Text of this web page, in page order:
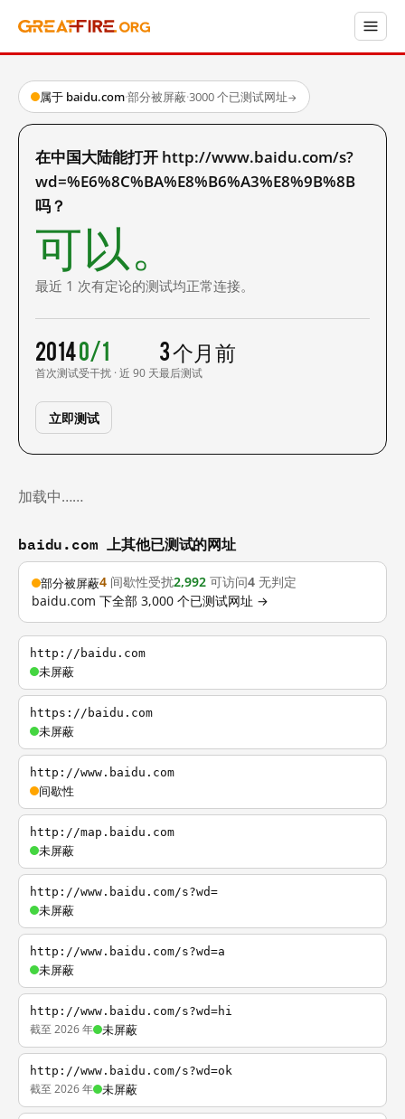
属于 baidu.com·部分被屏蔽·3000 个已测试网址→
在中国大陆能打开 http://www.baidu.com/s?
wd=%E6%8C%BA%E8%B6%A3%E8%9B%8B
吗？
可以。
最近 1 次有定论的测试均正常连接。
2014
首次测试
0/1
受干扰 · 近 90 天
3 个月前
最后测试
立即测试
加载中……
baidu.com 上其他已测试的网址
部分被屏蔽4 间歇性受扰2,992 可访问4 无判定
baidu.com 下全部 3,000 个已测试网址 →
http://baidu.com
未屏蔽
https://baidu.com
未屏蔽
http://www.baidu.com
间歇性
http://map.baidu.com
未屏蔽
http://www.baidu.com/s?wd=
未屏蔽
http://www.baidu.com/s?wd=a
未屏蔽
http://www.baidu.com/s?wd=hi
截至 2026 年 未屏蔽
http://www.baidu.com/s?wd=ok
截至 2026 年 未屏蔽